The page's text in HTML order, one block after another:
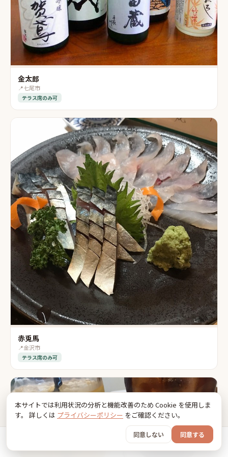
金太郎
📍七尾市
テラス席のみ可
赤兎馬
📍金沢市
テラス席のみ可
本サイトでは利用状況の分析と機能改善のため Cookie を使用しま
す。 詳しくは プライバシーポリシー をご確認ください。
同意しない 同意する